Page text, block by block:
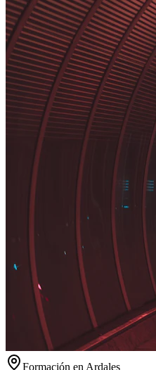
Formación en Ardales